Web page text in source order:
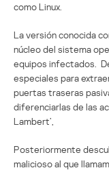
como Linux.
La versión conocida
núcleo del sistema
equipos infectados.
especiales para
puertas traseras
diferenciarlas de las
Lambert’,
Posteriormente
malicioso al que